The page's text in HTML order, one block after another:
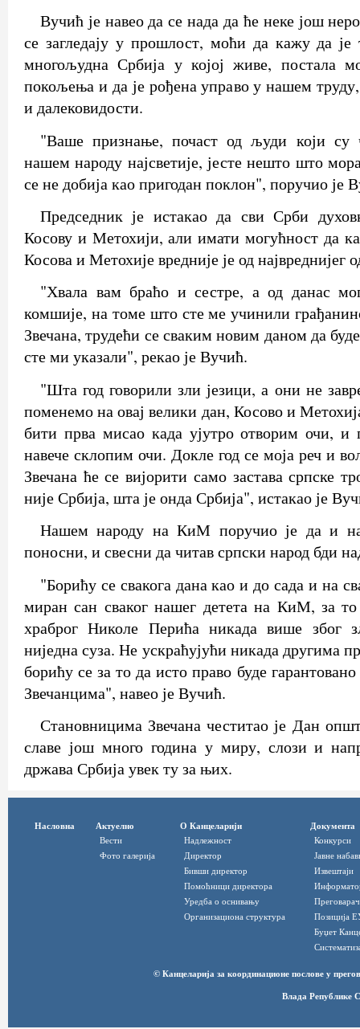
Вучић је навео да се нада да ће неке још
се загледају у прошлост, моћи да кажу да је
многољудна Србија у којој живе, постала
покољења и да је рођена управо у нашем
и далековидости.
"Ваше признање, почаст од људи који су
нашем народу најсветије, јесте нешто што
се не добија као пригодан поклон", поручио је
Председник је истакао да сви Срби
Косову и Метохији, али имати могућност да
Косова и Метохије вредније је од највреднијег
"Хвала вам браћо и сестре, а од данас
комшије, на томе што сте ме учинили
Звечана, трудећи се сваким новим даном да
сте ми указали", рекао је Вучић.
"Шта год говорили зли језици, а они не
поменемо на овај велики дан, Косово и
бити прва мисао када ујутро отворим очи, и
навече склопим очи. Докле год се моја реч и
Звечана ће се вијорити само застава српске
није Србија, шта је онда Србија", истакао је
Нашем народу на КиМ поручио је да и
поносни, и свесни да читав српски народ бди
"Борићу се свакога дана као и до сада и на
миран сан сваког нашег детета на КиМ, за
храброг Николе Перића никада више због
ниједна суза. Не ускраћујући никада другима
борићу се за то да исто право буде
Звечанцима", навео је Вучић.
Становницима Звечана честитао је Дан
славе још много година у миру, слози и
држава Србија увек ту за њих.
Насловна Актуелно
Вести
Фото галерија
О Канцеларији
Надлежност
Директор
Бивши директор
Помоћници директора
Уредба о оснивању
Организациона структура
Документа
Конкурси
Јавне
Извештаји
Позиција
Буџет
© Канцеларија за координационе послове у
Влада Републике